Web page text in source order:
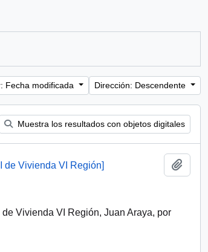
Fecha modificada Dirección: Descendente
Muestra los resultados con objetos digitales
de Vivienda VI Región]
Vivienda VI Región, Juan Araya, por